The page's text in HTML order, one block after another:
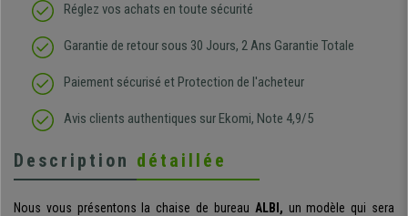
Réglez vos achats en toute sécurité
Garantie de retour sous 30 Jours, 2 Ans Garantie Totale
Paiement sécurisé et Protection de l'acheteur
Avis clients authentiques sur Ekomi, Note 4,9/5
Description détaillée
Nous vous présentons la chaise de bureau ALBI, un modèle qui sera